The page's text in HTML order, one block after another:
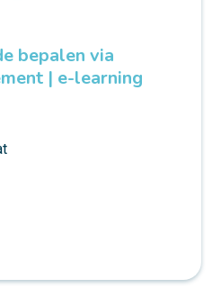
bepalen via
| e-learning